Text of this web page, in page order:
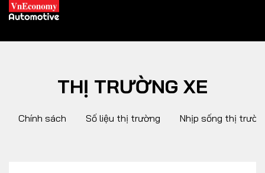
XE XANH
THỊ TRƯỜNG XE
Chính sách Số liệu thị trường Nhịp sống thị